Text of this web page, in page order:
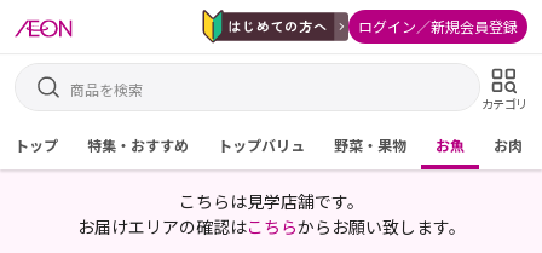
ログイン／新規会員登録
カテゴリ
トップ 特集・おすすめ トップバリュ 野菜・果物 お魚 お肉
こちらは見学店舗です。
お届けエリアの確認はこちらからお願い致します。